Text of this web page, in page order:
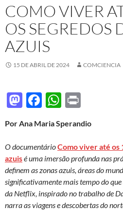
COMO VIVER
OS SEGREDOS
AZUIS
15 DE ABRIL DE 2024 COMCIENCIA
M
to
d
o
n
F
e
b
o
o
k
W
at
s
A
p
p
nt
Por Ana Maria Sperandio
O documentárioComo viver até os
azuisé uma imersão profunda nas
definem as zonas azuis, áreas do
significativamente mais tempo do
da Netflix, inspirado no trabalho de
narra as viagens e descobertas do